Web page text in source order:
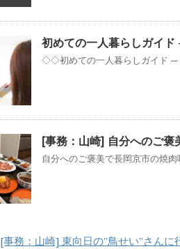
初めての一人暮らしガイ
◇◇初めての一人暮らしガイド ─
[事務：山崎] 自分へのご褒
自分へのご褒美で長岡京市の焼
[事務：山崎] 東向日の”鳥せい”さんに